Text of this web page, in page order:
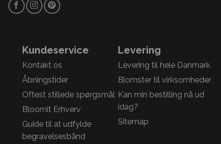
Kundeservice
Kontakt os
Åbningstider
Oftest stillede spørgsmål
Bloomit Erhverv
Guide til at udfylde
begravelsesbånd
Levering
Levering til hele Danmark
Blomster til virksomheder
Kan min bestilling nå ud
idag?
Sitemap